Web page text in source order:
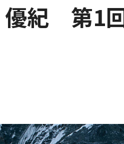
優紀 第1